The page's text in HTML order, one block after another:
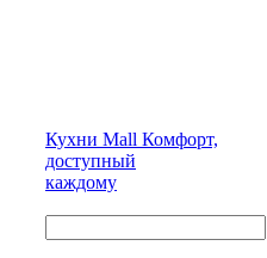
Кухни Mall Комфорт,
доступный
каждому